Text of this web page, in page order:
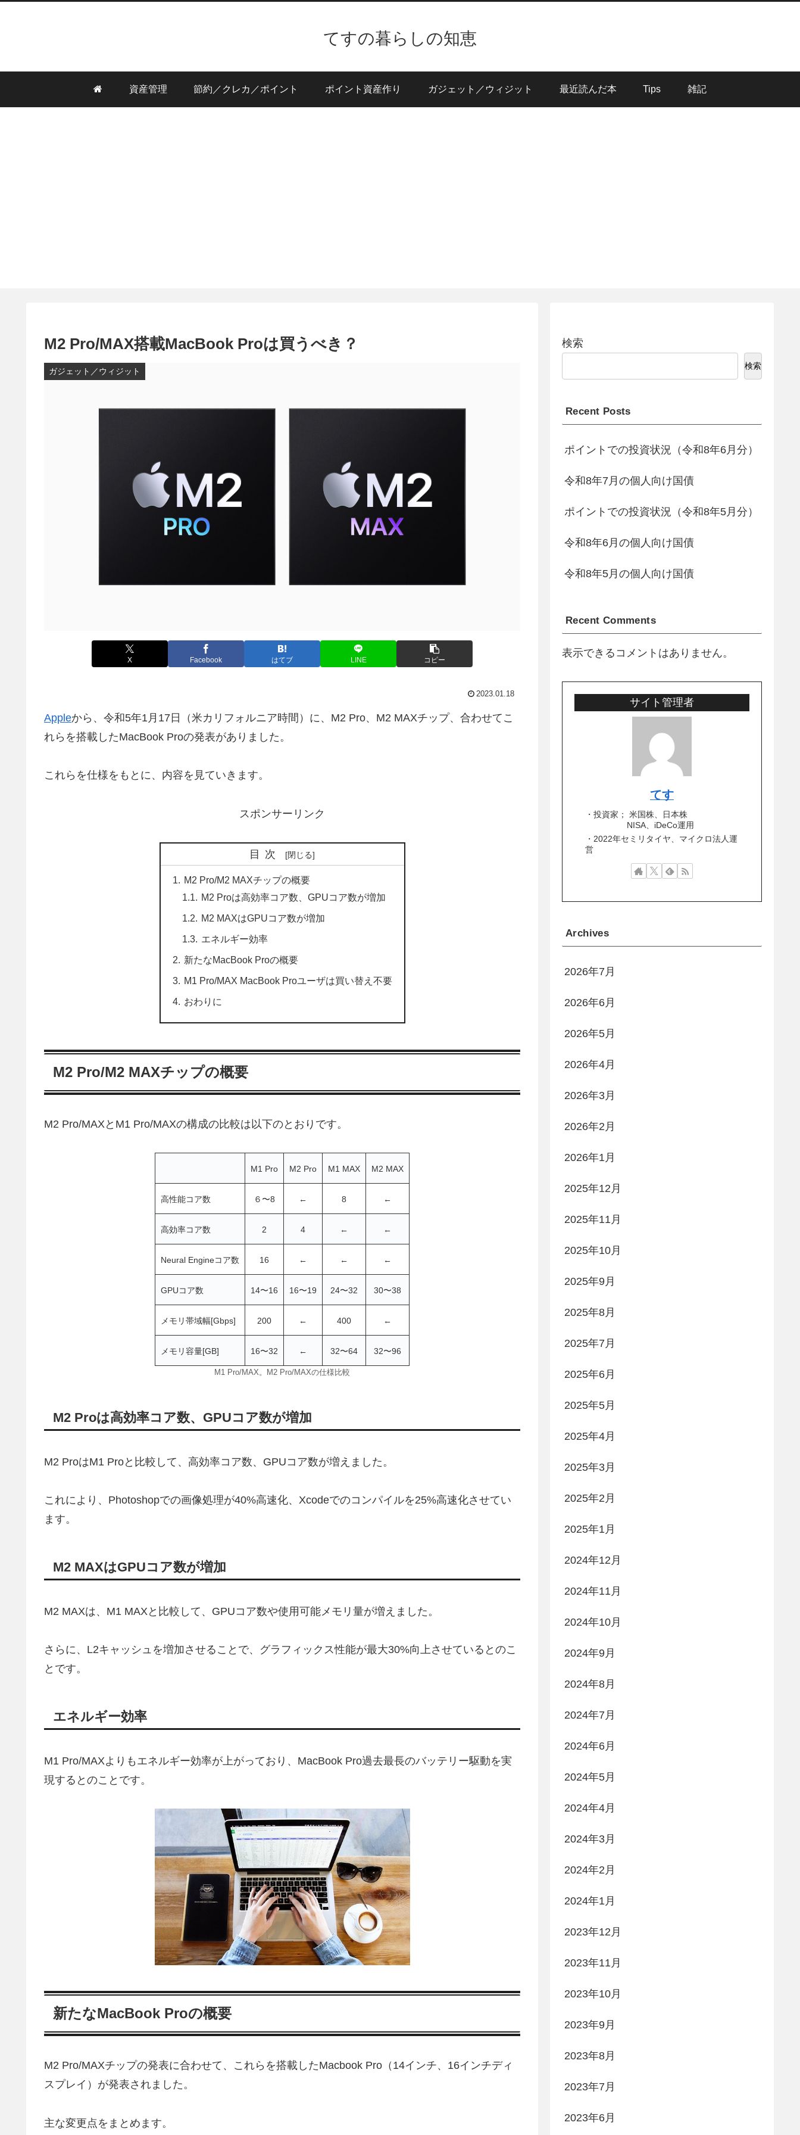
てすの暮らしの知恵
資産管理 節約／クレカ／ポイント ポイント資産作り ガジェット／ウィジット 最近読んだ本 Tips 雑記
M2 Pro/MAX搭載MacBook Proは買うべき？
ガジェット／ウィジット
X Facebook はてブ LINE コピー
2023.01.18
Appleから、令和5年1月17日（米カリフォルニア時間）に、M2 Pro、M2 MAXチップ、合わせてこ
れらを搭載したMacBook Proの発表がありました。
これらを仕様をもとに、内容を見ていきます。
スポンサーリンク
目次
M2 Pro/M2 MAXチップの概要
M2 Proは高効率コア数、GPUコア数が増加
M2 MAXはGPUコア数が増加
エネルギー効率
新たなMacBook Proの概要
M1 Pro/MAX MacBook Proユーザは買い替え不要
おわりに
M2 Pro/M2 MAXチップの概要
M2 Pro/MAXとM1 Pro/MAXの構成の比較は以下のとおりです。
M1 Pro M2 Pro M1 MAX M2 MAX
高性能コア数 ６〜8 ← 8 ←
高効率コア数 2 4 ← ←
Neural Engineコア数 16 ← ← ←
GPUコア数 14〜16 16〜19 24〜32 30〜38
メモリ帯域幅[Gbps] 200 ← 400 ←
メモリ容量[GB] 16〜32 ← 32〜64 32〜96
M1 Pro/MAX。M2 Pro/MAXの仕様比較
M2 Proは高効率コア数、GPUコア数が増加
M2 ProはM1 Proと比較して、高効率コア数、GPUコア数が増えました。
これにより、Photoshopでの画像処理が40%高速化、Xcodeでのコンパイルを25%高速化させてい
ます。
M2 MAXはGPUコア数が増加
M2 MAXは、M1 MAXと比較して、GPUコア数や使用可能メモリ量が増えました。
さらに、L2キャッシュを増加させることで、グラフィックス性能が最大30%向上させているとのこ
とです。
エネルギー効率
M1 Pro/MAXよりもエネルギー効率が上がっており、MacBook Pro過去最長のバッテリー駆動を実
現するとのことです。
新たなMacBook Proの概要
M2 Pro/MAXチップの発表に合わせて、これらを搭載したMacbook Pro（14インチ、16インチディ
スプレイ）が発表されました。
主な変更点をまとめます。
検索
検索
Recent Posts
ポイントでの投資状況（令和8年6月分）
令和8年7月の個人向け国債
ポイントでの投資状況（令和8年5月分）
令和8年6月の個人向け国債
令和8年5月の個人向け国債
Recent Comments
表示できるコメントはありません。
サイト管理者
てす
・投資家； 米国株、日本株
NISA、iDeCo運用
・2022年セミリタイヤ、マイクロ法人運
営
Archives
2026年7月
2026年6月
2026年5月
2026年4月
2026年3月
2026年2月
2026年1月
2025年12月
2025年11月
2025年10月
2025年9月
2025年8月
2025年7月
2025年6月
2025年5月
2025年4月
2025年3月
2025年2月
2025年1月
2024年12月
2024年11月
2024年10月
2024年9月
2024年8月
2024年7月
2024年6月
2024年5月
2024年4月
2024年3月
2024年2月
2024年1月
2023年12月
2023年11月
2023年10月
2023年9月
2023年8月
2023年7月
2023年6月